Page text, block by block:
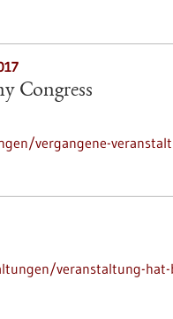
Congress
vergangene-
veranstaltung-hat-